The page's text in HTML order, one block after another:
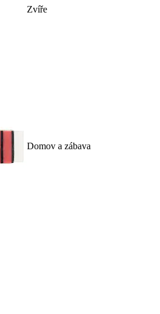
Zvíře
Domov a zábava